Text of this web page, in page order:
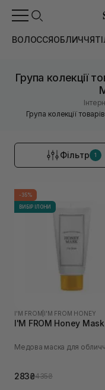
ВОЛОССЯОБЛИЧЧЯ
Група колекції
Група колекції
Фільтр 1
-35%
ВИБІР ІЛОНИ
I'M FROM I'M FROM HONEY
I'M FROM Honey
Медова маска для
283₴435₴